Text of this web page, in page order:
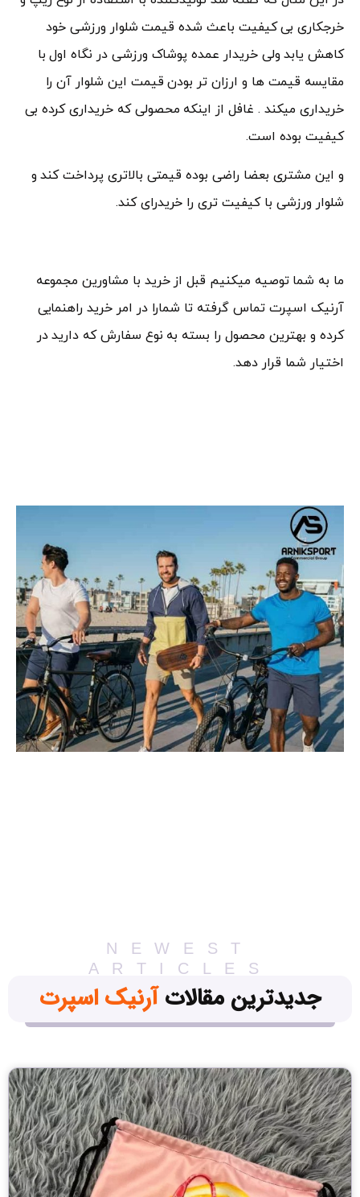
خرجکاری بی کیفیت باعث شده قیمت شلوار ورزشی خود
کاهش یابد ولی خریدار عمده پوشاک ورزشی در نگاه اول با
مقایسه قیمت ها و ارزان تر بودن قیمت این شلوار آن را
خریداری میکند . غافل از اینکه محصولی که خریداری کرده بی
کیفیت بوده است.
و این مشتری بعضا راضی بوده قیمتی بالاتری پرداخت کند و
شلوار ورزشی با کیفیت تری را خریدرای کند.
ما به شما توصیه میکنیم قبل از خرید با مشاورین مجموعه
آرنیک اسپرت تماس گرفته تا شمارا در امر خرید راهنمایی
کرده و بهترین محصول را بسته به نوع سفارش که دارید در
اختیار شما قرار دهد.
NEWEST
ARTICLES
جدیدترین مقالاتآرنیک اسپرت